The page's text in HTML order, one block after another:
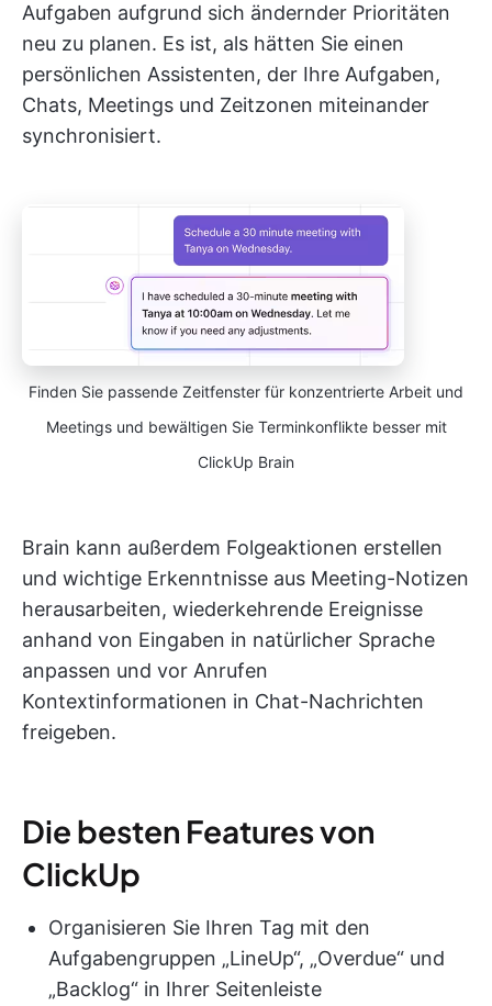
Aufgaben aufgrund sich ändernder Prioritäten
neu zu planen. Es ist, als hätten Sie einen
persönlichen Assistenten, der Ihre Aufgaben,
Chats, Meetings und Zeitzonen miteinander
synchronisiert.
Finden Sie passende Zeitfenster für konzentrierte Arbeit und
Meetings und bewältigen Sie Terminkonflikte besser mit
ClickUp Brain
Brain kann außerdem Folgeaktionen erstellen
und wichtige Erkenntnisse aus Meeting-Notizen
herausarbeiten, wiederkehrende Ereignisse
anhand von Eingaben in natürlicher Sprache
anpassen und vor Anrufen
Kontextinformationen in Chat-Nachrichten
freigeben.
Die besten Features von
ClickUp
Organisieren Sie Ihren Tag mit den
Aufgabengruppen „LineUp“, „Overdue“ und
„Backlog“ in Ihrer Seitenleiste